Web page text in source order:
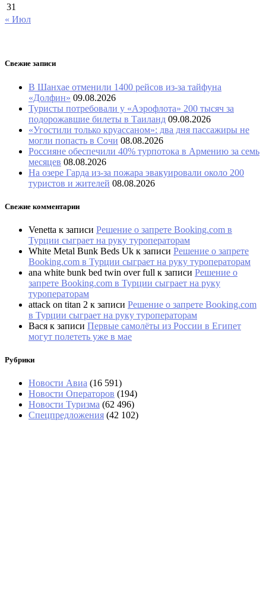
31
« Июл
Свежие записи
В Шанхае отменили 1400 рейсов из-за тайфуна
«Долфин» 09.08.2026
Туристы потребовали у «Аэрофлота» 200 тысяч за
подорожавшие билеты в Таиланд 09.08.2026
«Угостили только круассаном»: два дня пассажиры не
могли попасть в Сочи 08.08.2026
Россияне обеспечили 40% турпотока в Армению за семь
месяцев 08.08.2026
На озере Гарда из-за пожара эвакуировали около 200
туристов и жителей 08.08.2026
Свежие комментарии
Venetta к записи Решение о запрете Booking.com в
Турции сыграет на руку туроператорам
White Metal Bunk Beds Uk к записи Решение о запрете
Booking.com в Турции сыграет на руку туроператорам
ana white bunk bed twin over full к записи Решение о
запрете Booking.com в Турции сыграет на руку
туроператорам
attack on titan 2 к записи Решение о запрете Booking.com
в Турции сыграет на руку туроператорам
Вася к записи Первые самолёты из России в Египет
могут полететь уже в мае
Рубрики
Новости Авиа (16 591)
Новости Операторов (194)
Новости Туризма (62 496)
Спецпредложения (42 102)